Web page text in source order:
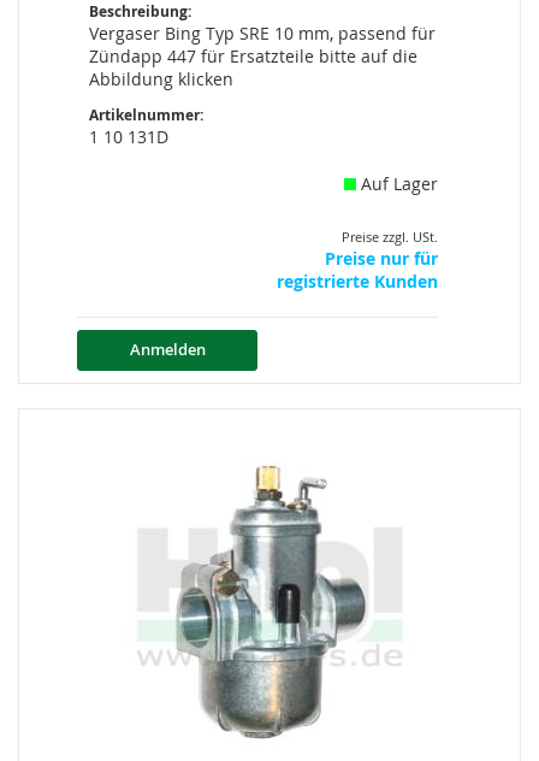
Beschreibung:
Vergaser Bing Typ SRE 10 mm, passend für
Zündapp 447 für Ersatzteile bitte auf die
Abbildung klicken
Artikelnummer:
1 10 131D
Auf Lager
Preise zzgl. USt.
Preise nur für
registrierte Kunden
Anmelden